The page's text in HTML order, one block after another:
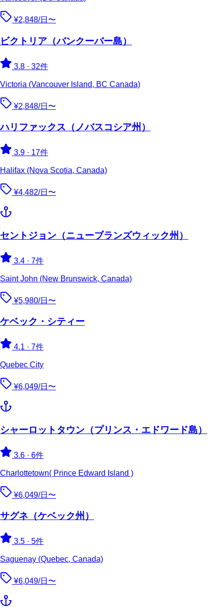
¥2,848/日〜
ビクトリア（バンクーバー島）
3.8 · 32件
Victoria (Vancouver Island, BC Canada)
¥2,848/日〜
ハリファックス（ノバスコシア州）
3.9 · 17件
Halifax (Nova Scotia, Canada)
¥4,482/日〜
セントジョン（ニューブランズウィック州）
3.4 · 7件
Saint John (New Brunswick, Canada)
¥5,980/日〜
ケベック・シティー
4.1 · 7件
Quebec City
¥6,049/日〜
シャーロットタウン（プリンス・エドワード島）
3.6 · 6件
Charlottetown( Prince Edward Island )
¥6,049/日〜
サグネ（ケベック州）
3.5 · 5件
Saguenay (Quebec, Canada)
¥6,049/日〜